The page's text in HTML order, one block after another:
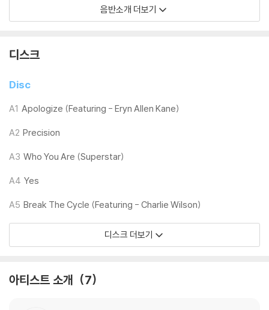
닐은 품질보증대상이 아닙니다.
3) 일본 제작 LP는 대부분 겉비닐이 밀봉되어 있지 않습니다.
※ 재생 불량
1) 침압 조절 기능이 없는 턴테이블을 사용하시는 경우, (주로 올인원 형태
수 있습니다.
하니 침압 조절이 가능한 기기에서 재생하실 것을 권유 드립니다.
2) 디스크는 정전기와 먼지로 인해 재생이 원활하지 않은 경우가 있습니
다. 전용 제품으로 이를 제거하면 대부분 해결됩니다.
3) 바늘에 먼지가 쌓이는 경우에도 재생이 원활하지 않을 수 있습니다.
※ 디스크 외관 불량
1) 열을 가하여 제작하는 바이닐 공정 특성상 디스크 표면이 미세하게 울
렁거리거나 휘어지는 경우가 있습니다.
2) 재생 음역의 왜곡을 최소화 하고 반복 재생시에도 최대한 일관되게 유
음반소개 더보기
디스크
Disc
A1 Apologize (Featuring - Eryn Allen Kane)
A2 Precision
A3 Who You Are (Superstar)
A4 Yes
A5 Break The Cycle (Featuring - Charlie Wilson)
디스크 더보기
아티스트 소개 7